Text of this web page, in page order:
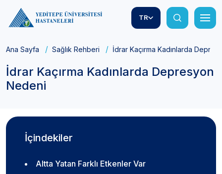
TR
Ana Sayfa Sağlık Rehberi İdrar Kaçırma Kadınlarda
İdrar Kaçırma Kadınlarda Depresyon
Nedeni
İçindekiler
Altta Yatan Farklı Etkenler Var